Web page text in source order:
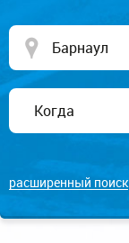
расширенный поиск